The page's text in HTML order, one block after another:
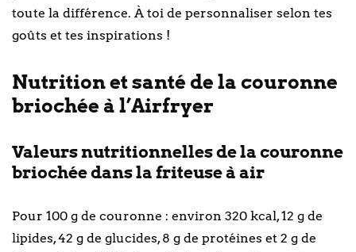
toute la différence. À toi de personnaliser selon tes
goûts et tes inspirations !
Nutrition et santé de la couronne
briochée à l’Airfryer
Valeurs nutritionnelles de la couronne
briochée dans la friteuse à air
Pour 100 g de couronne : environ 320 kcal, 12 g de
lipides, 42 g de glucides, 8 g de protéines et 2 g de